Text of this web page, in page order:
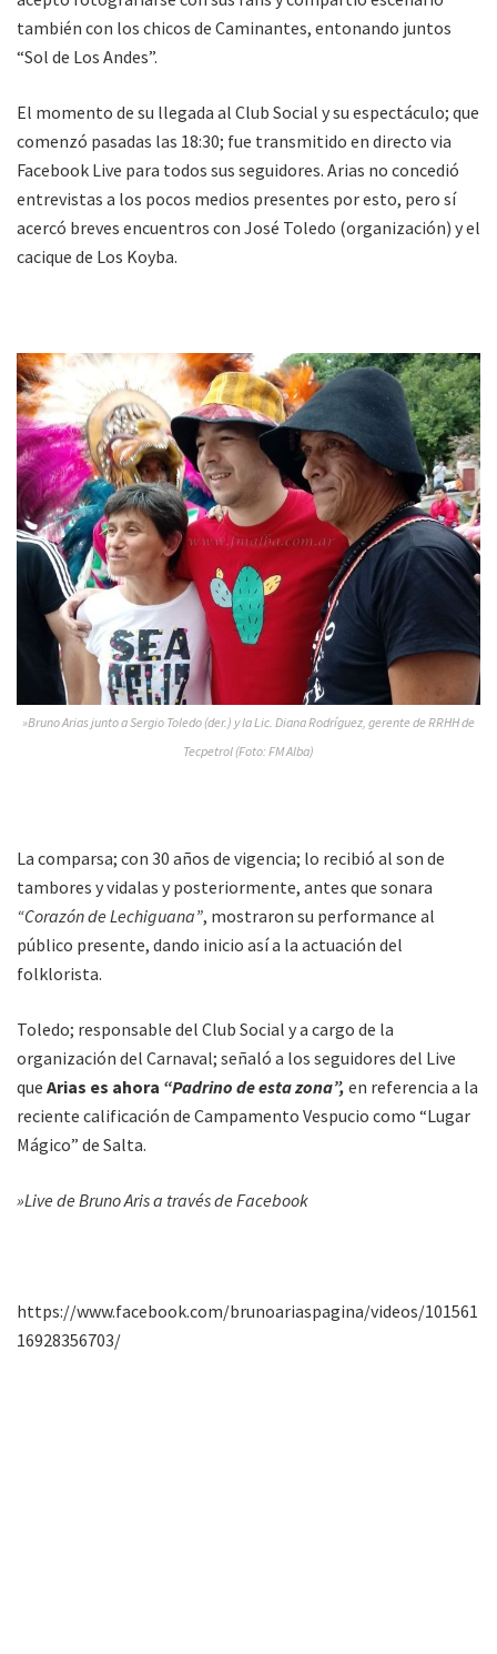
también con los chicos de Caminantes, entonando juntos
“Sol de Los Andes”.
El momento de su llegada al Club Social y su espectáculo; que
comenzó pasadas las 18:30; fue transmitido en directo via
Facebook Live para todos sus seguidores. Arias no concedió
entrevistas a los pocos medios presentes por esto, pero sí
acercó breves encuentros con José Toledo (organización) y el
cacique de Los Koyba.
»Bruno Arias junto a Sergio Toledo (der.) y la Lic. Diana Rodríguez, gerente de RRHH de
Tecpetrol (Foto: FM Alba)
La comparsa; con 30 años de vigencia; lo recibió al son de
tambores y vidalas y posteriormente, antes que sonara
“Corazón de Lechiguana”, mostraron su performance al
público presente, dando inicio así a la actuación del
folklorista.
Toledo; responsable del Club Social y a cargo de la
organización del Carnaval; señaló a los seguidores del Live
que Arias es ahora “Padrino de esta zona”, en referencia a la
reciente calificación de Campamento Vespucio como “Lugar
Mágico” de Salta.
»Live de Bruno Aris a través de Facebook
https://www.facebook.com/brunoariaspagina/videos/101561
16928356703/